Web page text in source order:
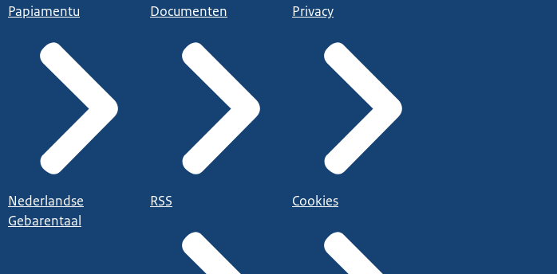
Papiamentu
Nederlandse
Gebarentaal
Documenten
RSS
Privacy
Cookies